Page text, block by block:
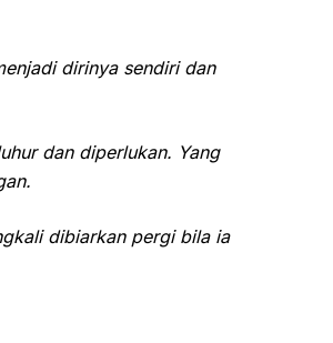
dirinya sendiri dan
dan diperlukan. Yang
dibiarkan pergi bila ia